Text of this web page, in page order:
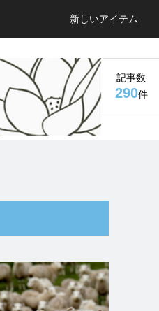
新しいアイテム
記事数
290件